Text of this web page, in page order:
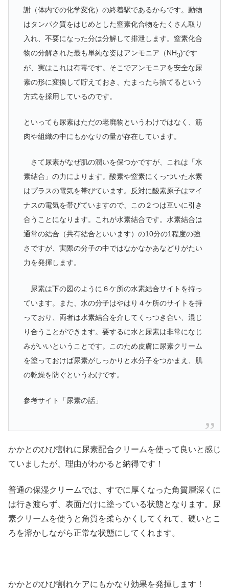
謝（体内での化学変化）の終着駅であるからです。動物
はタンパク質をはじめとした窒素化合物をたくさん取り
入れ、不要になった分は分解して排泄します。窒素化合
物の分解された最も単純な姿はアンモニア（NH3)です
が、実はこれは有毒です。そこでアンモニアを安全な尿
素の形に変換して貯えておき、たまったら捨てるという
方式を採用しているのです。
といっても尿素はただの老廃物というわけではなく、筋
肉や組織の中にもかなりの量が存在しています。
さて尿素がなぜ肌の潤いを保つかですが、これは「水
素結合」の力によります。酸素や窒素にくっついた水素
はプラスの電気を帯びています。反対に酸素原子はマイ
ナスの電気を帯びていますので、この２つは互いに引き
合うことになります。これが水素結合です。水素結合は
通常の結合（共有結合といいます）の10分の1程度の強
さですが、実際の分子の中ではなかなかあなどりがたい
力を発揮します。
尿素は下の図のように６ケ所の水素結合サイトを持っ
ています。また、水の分子はやはり４ケ所のサイトを持
っており、両者は水素結合を介してくっつき合い、混じ
り合うことができます。要するに水と尿素は非常になじ
みがいいということです。このため皮膚に尿素クリーム
を塗っておけば尿素がしっかりと水分子をつかまえ、肌
の乾燥を防ぐというわけです。
参考サイト「尿素の話」
かかとのひび割れに尿素配合クリームを使って良いと感じ
ていましたが、理由がわかると納得です！
普通の保湿クリームでは、すでに厚くなった角質層深くに
は行き渡らず、表面だけに塗っている状態となります。尿
素クリームを使うと角質を柔らかくしてくれて、硬いとこ
ろを溶かしながら正常な状態にしてくれます。
かかとのひび割れケアにもかなり効果を発揮します！